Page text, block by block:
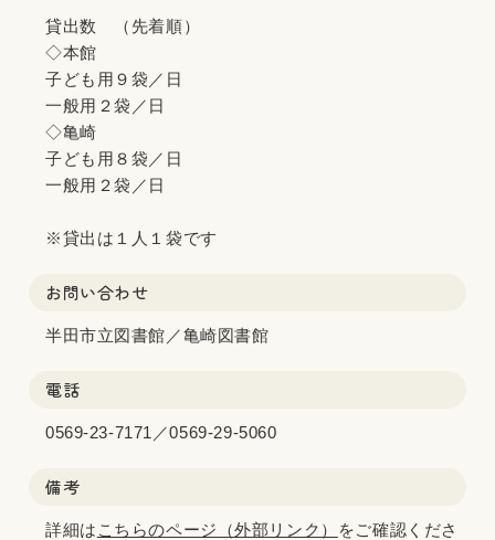
貸出数 （先着順）
◇本館
子ども用９袋／日
一般用２袋／日
◇亀崎
子ども用８袋／日
一般用２袋／日
※貸出は１人１袋です
お問い合わせ
半田市立図書館／亀崎図書館
電話
0569-23-7171／0569-29-5060
備考
詳細は こちらのページ（外部リンク）
をご確認くださ